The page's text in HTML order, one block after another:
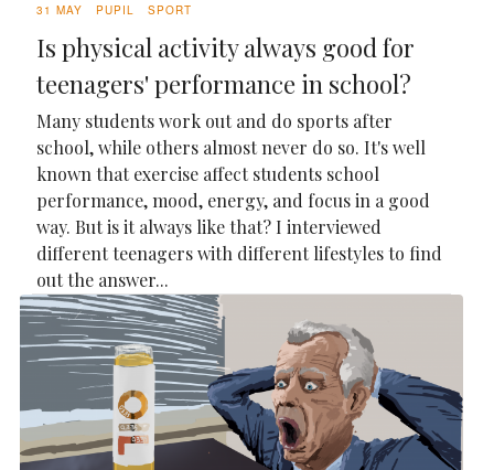
31 MAY PUPIL SPORT
Is physical activity always good for
teenagers' performance in school?
Many students work out and do sports after
school, while others almost never do so. It's well
known that exercise affect students school
performance, mood, energy, and focus in a good
way. But is it always like that? I interviewed
different teenagers with different lifestyles to find
out the answer...